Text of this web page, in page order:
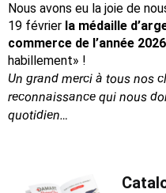
Nous avons eu la joie de
19 février la médaille
commerce de l’année 2026
habillement» !
Un grand merci à tous nos
reconnaissancequi nous
quotidien…